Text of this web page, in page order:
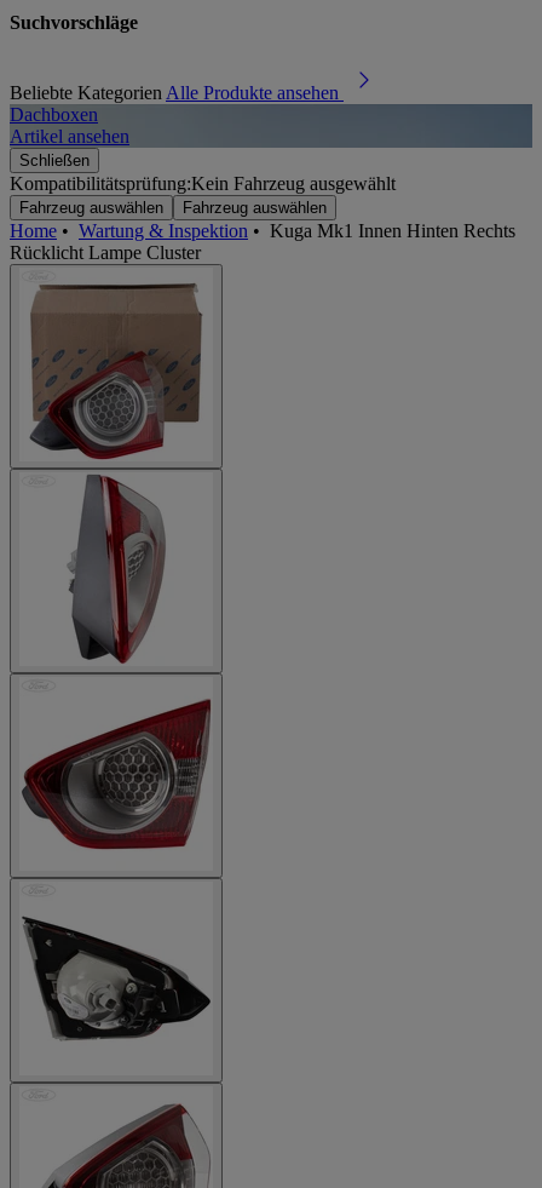
Suchvorschläge
Beliebte Kategorien Alle Produkte ansehen
Dachboxen
Artikel ansehen
Schließen
Kompatibilitätsprüfung:Kein Fahrzeug ausgewählt
Fahrzeug auswählen Fahrzeug auswählen
Home • Wartung & Inspektion • Kuga Mk1 Innen Hinten Rechts
Rücklicht Lampe Cluster